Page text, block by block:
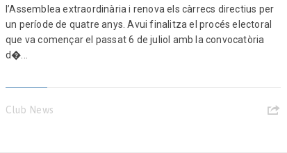
l’Assemblea extraordinària i renova els càrrecs directius per
un període de quatre anys. Avui finalitza el procés electoral
que va començar el passat 6 de juliol amb la convocatòria
d�...
Club News